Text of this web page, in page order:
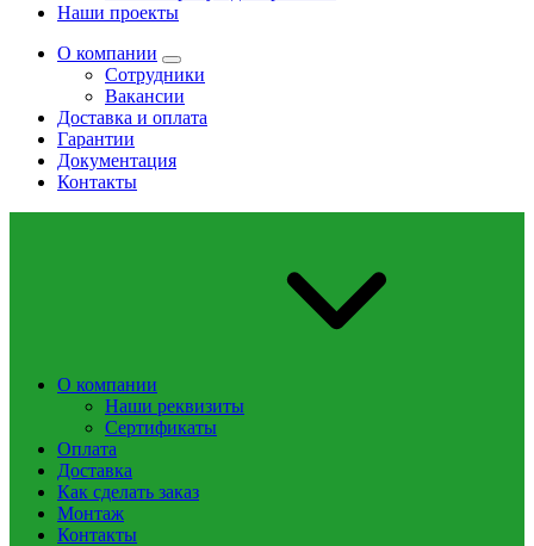
Наши проекты
О компании
Сотрудники
Вакансии
Доставка и оплата
Гарантии
Документация
Контакты
О компании
Наши реквизиты
Сертификаты
Оплата
Доставка
Как сделать заказ
Монтаж
Контакты